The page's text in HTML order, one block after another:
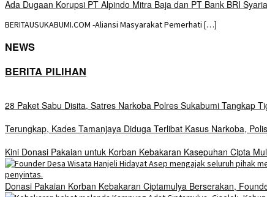
Ada Dugaan Korupsi PT Alpindo Mitra Baja dan PT Bank BRI
BERITAUSUKABUMI.COM -Aliansi Masyarakat Pemerhati […]
NEWS
BERITA PILIHAN
28 Paket Sabu Disita, Satres Narkoba Polres Sukabumi Tangkap
Terungkap, Kades Tamanjaya Diduga Terlibat Kasus Narkoba,
Kini Donasi Pakaian untuk Korban Kebakaran Kasepuhan Cipta
Donasi Pakaian Korban Kebakaran Ciptamulya Berserakan,